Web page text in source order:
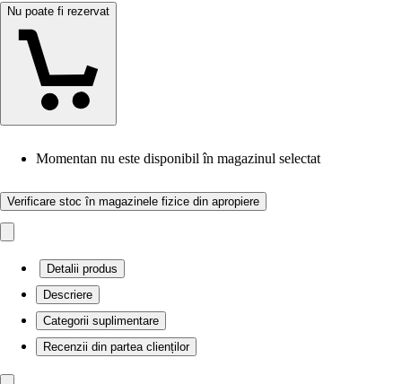
Nu poate fi rezervat
Momentan nu este disponibil în magazinul selectat
Verificare stoc în magazinele fizice din apropiere
Detalii produs
Descriere
Categorii suplimentare
Recenzii din partea clienților